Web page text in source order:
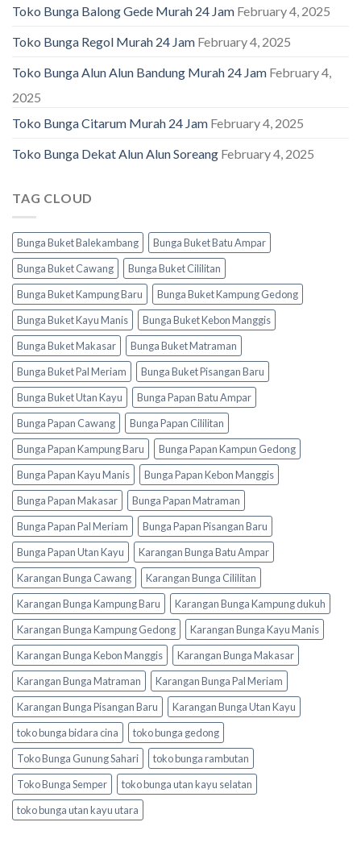
Toko Bunga Balong Gede Murah 24 Jam February 4, 2025
Toko Bunga Regol Murah 24 Jam February 4, 2025
Toko Bunga Alun Alun Bandung Murah 24 Jam February 4,
2025
Toko Bunga Citarum Murah 24 Jam February 4, 2025
Toko Bunga Dekat Alun Alun Soreang February 4, 2025
TAG CLOUD
Bunga Buket Balekambang
Bunga Buket Batu Ampar
Bunga Buket Cawang
Bunga Buket Cililitan
Bunga Buket Kampung Baru
Bunga Buket Kampung Gedong
Bunga Buket Kayu Manis
Bunga Buket Kebon Manggis
Bunga Buket Makasar
Bunga Buket Matraman
Bunga Buket Pal Meriam
Bunga Buket Pisangan Baru
Bunga Buket Utan Kayu
Bunga Papan Batu Ampar
Bunga Papan Cawang
Bunga Papan Cililitan
Bunga Papan Kampung Baru
Bunga Papan Kampun Gedong
Bunga Papan Kayu Manis
Bunga Papan Kebon Manggis
Bunga Papan Makasar
Bunga Papan Matraman
Bunga Papan Pal Meriam
Bunga Papan Pisangan Baru
Bunga Papan Utan Kayu
Karangan Bunga Batu Ampar
Karangan Bunga Cawang
Karangan Bunga Cililitan
Karangan Bunga Kampung Baru
Karangan Bunga Kampung dukuh
Karangan Bunga Kampung Gedong
Karangan Bunga Kayu Manis
Karangan Bunga Kebon Manggis
Karangan Bunga Makasar
Karangan Bunga Matraman
Karangan Bunga Pal Meriam
Karangan Bunga Pisangan Baru
Karangan Bunga Utan Kayu
toko bunga bidara cina
toko bunga gedong
Toko Bunga Gunung Sahari
toko bunga rambutan
Toko Bunga Semper
toko bunga utan kayu selatan
toko bunga utan kayu utara